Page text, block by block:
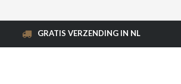
GRATIS VERZENDING IN NL